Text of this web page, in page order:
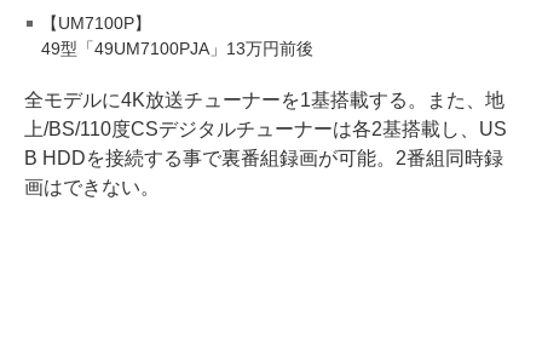
【UM7100P】
49型「49UM7100PJA」13万円前後
全モデルに4K放送チューナーを1基搭載する。また、地
上/BS/110度CSデジタルチューナーは各2基搭載し、US
B HDDを接続する事で裏番組録画が可能。2番組同時録
画はできない。